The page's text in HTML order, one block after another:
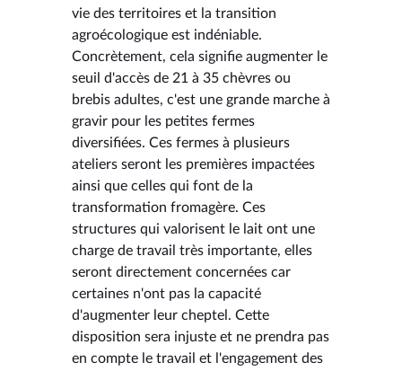
vie des territoires et la transition
agroécologique est indéniable.
Concrètement, cela signifie augmenter le
seuil d'accès de 21 à 35 chèvres ou
brebis adultes, c'est une grande marche à
gravir pour les petites fermes
diversifiées. Ces fermes à plusieurs
ateliers seront les premières impactées
ainsi que celles qui font de la
transformation fromagère. Ces
structures qui valorisent le lait ont une
charge de travail très importante, elles
seront directement concernées car
certaines n'ont pas la capacité
d'augmenter leur cheptel. Cette
disposition sera injuste et ne prendra pas
en compte le travail et l'engagement des